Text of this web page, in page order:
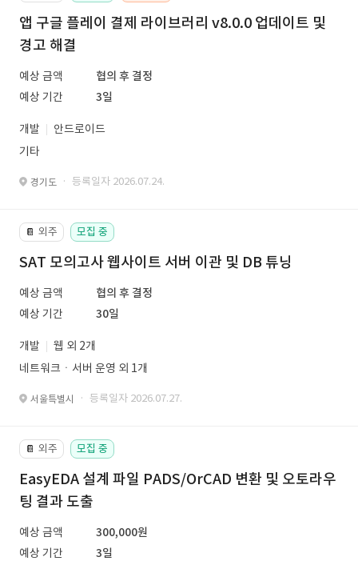
앱 구글 플레이 결제 라이브러리 v8.0.0 업데이트 및
경고 해결
예상 금액
협의 후 결정
예상 기간
3일
개발
안드로이드
기타
경기도 · 등록일자 2026.07.24.
📔 외주 모집 중
SAT 모의고사 웹사이트 서버 이관 및 DB 튜닝
예상 금액
협의 후 결정
예상 기간
30일
개발
웹 외 2개
네트워크ㆍ서버 운영 외 1개
서울특별시 · 등록일자 2026.07.27.
📔 외주 모집 중
EasyEDA 설계 파일 PADS/OrCAD 변환 및 오토라우
팅 결과 도출
예상 금액
300,000원
예상 기간
3일